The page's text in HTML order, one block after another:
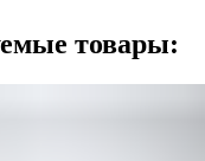
товары: